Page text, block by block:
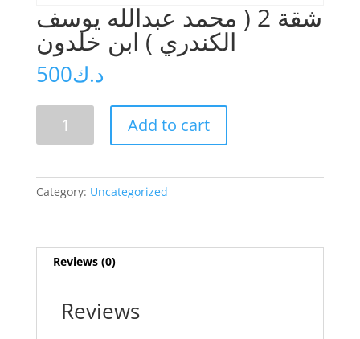
شقة 2 ( محمد عبدالله يوسف
الكندري ) ابن خلدون
د.ك500
عبدالله
خلدون
Add to cart
Category: Uncategorized
Reviews (0)
Reviews